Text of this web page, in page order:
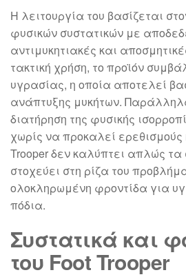
Η λειτουργία του βασίζεται
φυσικών συστατικών με
αντιμυκητιακές και
τακτική χρήση, το προϊόν
υγρασίας, η οποία αποτελεί
ανάπτυξης μυκήτων.
διατήρηση της φυσικής
χωρίς να προκαλεί ερεθισμούς
Trooper δεν καλύπτει απλώς
στοχεύει στη ρίζα του
ολοκληρωμένη φροντίδα για
πόδια.
Συστατικά και
του Foot Trooper